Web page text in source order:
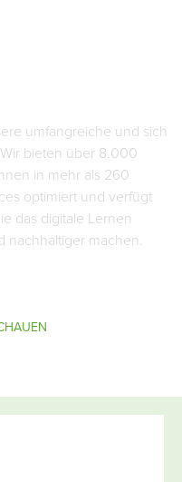
umfangreiche und sich
bieten über 8.000
in mehr als 260
optimiert und verfügt
das digitale Lernen
nachhaltiger machen.